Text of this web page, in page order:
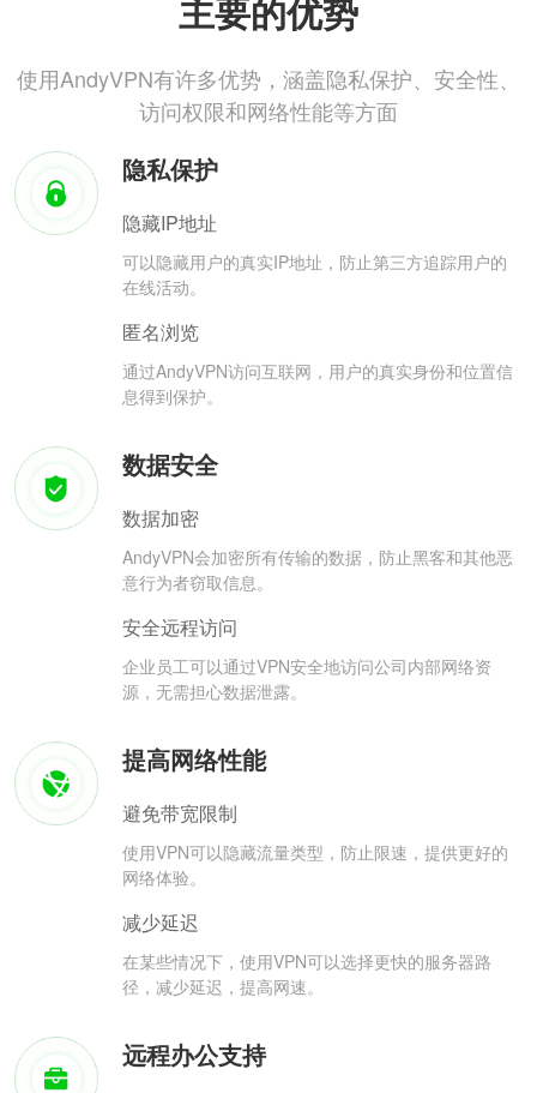
主要的优势
使用AndyVPN有许多优势，涵盖隐私保护、安全性、
访问权限和网络性能等方面
隐私保护
隐藏IP地址
可以隐藏用户的真实IP地址，防止第三方追踪用户的
在线活动。
匿名浏览
通过AndyVPN访问互联网，用户的真实身份和位置信
息得到保护。
数据安全
数据加密
AndyVPN会加密所有传输的数据，防止黑客和其他恶
意行为者窃取信息。
安全远程访问
企业员工可以通过VPN安全地访问公司内部网络资
源，无需担心数据泄露。
提高网络性能
避免带宽限制
使用VPN可以隐藏流量类型，防止限速，提供更好的
网络体验。
减少延迟
在某些情况下，使用VPN可以选择更快的服务器路
径，减少延迟，提高网速。
远程办公支持